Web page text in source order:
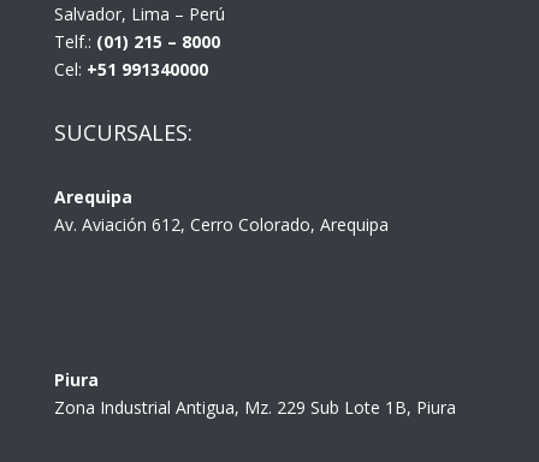
Salvador, Lima – Perú
Telf.: (01) 215 – 8000
Cel: +51 991340000
SUCURSALES:
Arequipa
Av. Aviación 612, Cerro Colorado, Arequipa
Piura
Zona Industrial Antigua, Mz. 229 Sub Lote 1B, Piura